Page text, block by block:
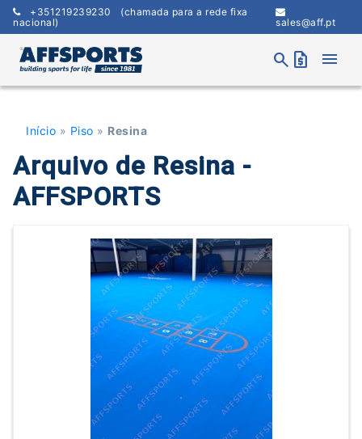
Skip
content
+351219239230 (chamada para a rede fixa
nacional)
sales@aff.pt
search request_quote menu
Início » Piso » Resina
Arquivo de Resina -
AFFSPORTS